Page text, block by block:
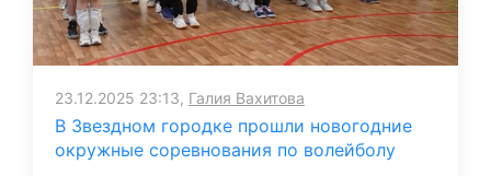
23.12.2025 23:13, Галия Вахитова
В Звездном городке прошли новогодние
окружные соревнования по волейболу